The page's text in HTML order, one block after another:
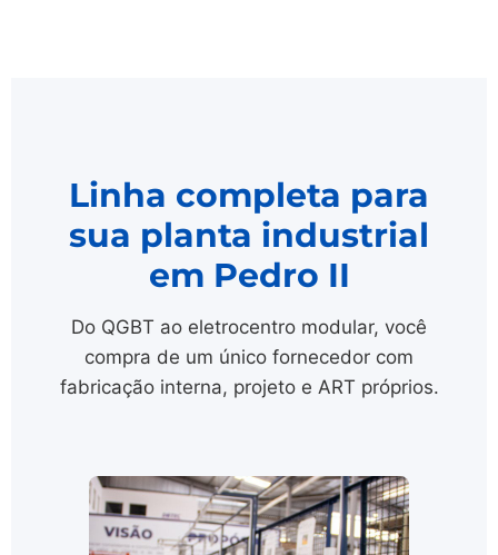
Linha completa para
sua planta industrial
em Pedro II
Do QGBT ao eletrocentro modular, você
compra de um único fornecedor com
fabricação interna, projeto e ART próprios.